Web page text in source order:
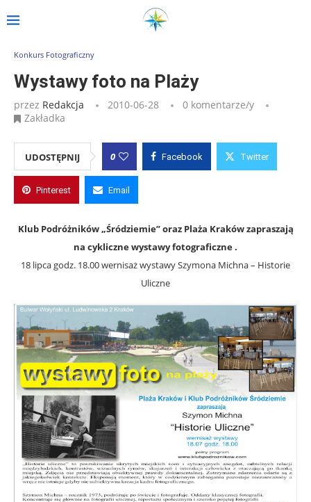
Strona główna Wystawy foto na Plaży
Konkurs Fotograficzny
Wystawy foto na Plaży
przez Redakcja 2010-06-28
0 komentarze/y
Zakładka
UDOSTĘPNIJ 0 Facebook Twitter
Pinterest Email
Klub Podróżników „Śródziemie” oraz Plaża Kraków zapraszają
na cykliczne wystawy fotograficzne .
18 lipca godz. 18.00 wernisaż wystawy Szymona Michna – Historie
Uliczne